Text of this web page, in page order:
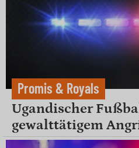
Promis & Royals
Ugandischer
gewalttätigem